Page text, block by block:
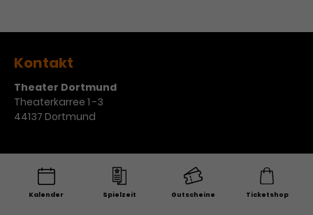
Kontakt
Theater Dortmund
Theaterkarree 1 -3
44137 Dortmund
Kartenvorverkauf
Ticket-Hotline
Kalender Spielzeit Gutscheine Ticketshop